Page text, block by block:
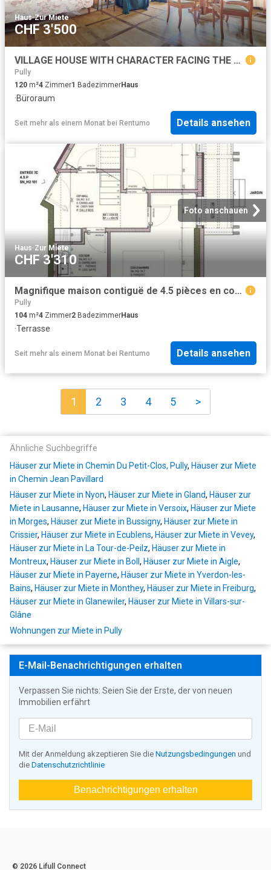
Haus·Zur Miete
CHF 3'500
VILLAGE HOUSE WITH CHARACTER FACING THE LAKE
Pully
120 m²4 Zimmer1 BadezimmerHaus
·Büroraum
Seit mehr als einem Monat bei Rentumo Details ansehen
Foto anschauen
Haus·Zur Miete
CHF 3'310
Magnifique maison contiguë de 4.5 pièces en construction
Pully
104 m²4 Zimmer2 BadezimmerHaus
·Terrasse
Seit mehr als einem Monat bei Rentumo Details ansehen
1 2 3 4 5 >
Ähnliche Suchbegriffe
Häuser zur Miete in Chemin Du Petit-Clos, Pully, Häuser zur Miete
in Chemin Jean Pavillard
Häuser zur Miete in Nyon, Häuser zur Miete in Gland, Häuser zur
Miete in Lausanne, Häuser zur Miete in Versoix, Häuser zur Miete
in Morges, Häuser zur Miete in Bussigny, Häuser zur Miete in
Crissier, Häuser zur Miete in Ecublens, Häuser zur Miete in Vevey,
Häuser zur Miete in La Tour-de-Peilz, Häuser zur Miete in
Montreux, Häuser zur Miete in Boll , Häuser zur Miete in Aigle,
Häuser zur Miete in Payerne, Häuser zur Miete in Yverdon-les-
Bains, Häuser zur Miete in Monthey, Häuser zur Miete in Freiburg,
Häuser zur Miete in Glanewiler, Häuser zur Miete in Villars-sur-
Glâne
Wohnungen zur Miete in Pully
E-Mail-Benachrichtigungen erhalten
Verpassen Sie nichts: Seien Sie der Erste, der von neuen
Immobilien erfährt
Mit der Anmeldung akzeptieren Sie die Nutzungsbedingungen und
die Datenschutzrichtlinie
Benachrichtigungen erhalten
© 2026 Lifull Connect